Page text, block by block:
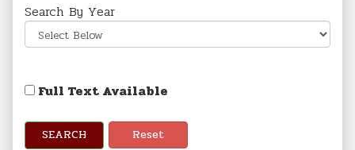
Search By Year
Full Text Available
SEARCH Reset